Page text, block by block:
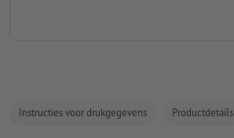
Instructies voor drukgegevens Productdetails